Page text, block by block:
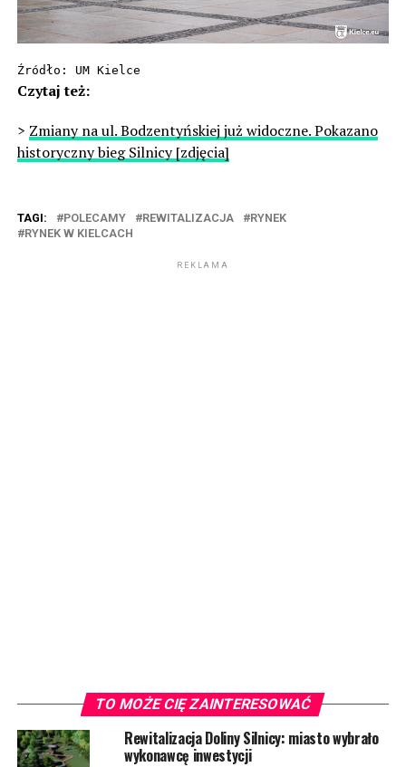
Źródło: UM Kielce
Czytaj też:
> Zmiany na ul. Bodzentyńskiej już widoczne. Pokazano
historyczny bieg Silnicy [zdjęcia]
TAGI: POLECAMY REWITALIZACJA
RYNEK
RYNEK W KIELCACH
REKLAMA
TO MOŻE CIĘ ZAINTERESOWAĆ
Rewitalizacja Doliny Silnicy: miasto wybrało
wykonawcę inwestycji